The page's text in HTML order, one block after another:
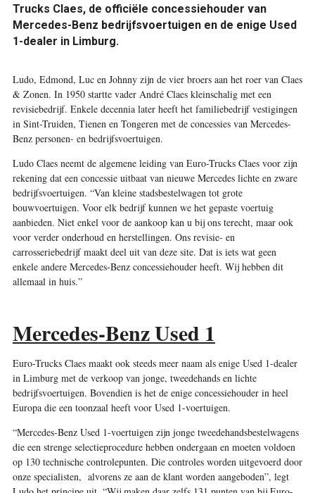
Trucks Claes, de officiële concessiehouder van
Mercedes-Benz bedrijfsvoertuigen en de enige Used
1-dealer in Limburg.
Ludo, Edmond, Luc en Johnny zijn de vier broers aan het roer van Claes
& Zonen. In 1950 startte vader André Claes kleinschalig met een
revisiebedrijf. Enkele decennia later heeft het familiebedrijf vestigingen
in Sint-Truiden, Tienen en Tongeren met de concessies van Mercedes-
Benz personen- en bedrijfsvoertuigen.
Ludo Claes neemt de algemene leiding van Euro-Trucks Claes voor zijn
rekening dat een concessie uitbaat van nieuwe Mercedes lichte en zware
bedrijfsvoertuigen. “Van kleine stadsbestelwagen tot grote
bouwvoertuigen. Voor elk bedrijf kunnen we het gepaste voertuig
aanbieden. Niet enkel voor de aankoop kan u bij ons terecht, maar ook
voor verder onderhoud en herstellingen. Ons revisie- en
carrosseriebedrijf maakt deel uit van deze site. Dat is iets wat geen
enkele andere Mercedes-Benz concessiehouder heeft. Wij hebben dit
allemaal in huis.”
Mercedes-Benz Used 1
Euro-Trucks Claes maakt ook steeds meer naam als enige Used 1-dealer
in Limburg met de verkoop van jonge, tweedehands en lichte
bedrijfsvoertuigen. Bovendien is het de enige concessiehouder in heel
Europa die een toonzaal heeft voor Used 1-voertuigen.
“Mercedes-Benz Used 1-voertuigen zijn jonge tweedehandsbestelwagens
die een strenge selectieprocedure hebben ondergaan en moeten voldoen
op 130 technische controlepunten. Die controles worden uitgevoerd door
onze specialisten, alvorens ze aan de klant worden aangeboden”, legt